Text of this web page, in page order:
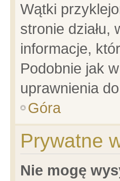
Wątki
stronie działu,
informacje,
Podobnie jak
uprawnienia
Góra
Prywatne
Nie mogę